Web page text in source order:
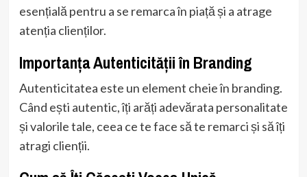
esențială pentru a se remarca în piață și a atrage
atenția clienților.
Importanța Autenticității în Branding
Autenticitatea este un element cheie în branding.
Când ești autentic, îți arăți adevărata personalitate
și valorile tale, ceea ce te face să te remarci și să îți
atragi clienții.